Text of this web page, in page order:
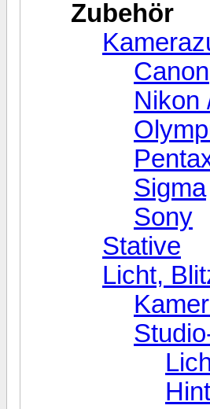
Zubehör
Canon
Nikon
Sigma
Sony
Stative
Licht,